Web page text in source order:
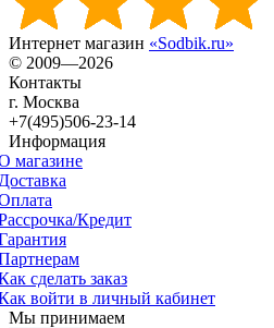
Интернет магазин «Sodbik.ru»
© 2009—2026
Контакты
г. Москва
+7(495)506-23-14
Информация
магазине
Кредит
сделать заказ
войти в личный кабинет
Мы принимаем